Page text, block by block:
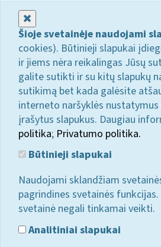
Šioje svetainėje naudojami
cookies). Būtinieji slapukai
ir jiems nėra reikalingas Jūsų
galite sutikti ir su kitų slapukų
sutikimą bet kada galėsite
interneto naršyklės
įrašytus slapukus. Daugiau
politika; Privatumo politika.
Būtinieji slapukai
Naudojami sklandžiam
pagrindines svetainės funkcijas.
svetainė negali tinkamai veikti.
Analitiniai slapukai